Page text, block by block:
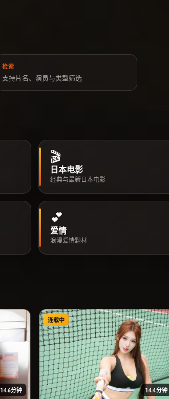
检索
支持片名、演员与类型筛选
🎬
日本电影
经典与最新日本电影
💕
爱情
浪漫爱情题材
146分钟 144分钟
连载中